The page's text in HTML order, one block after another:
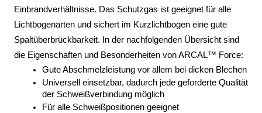
Einbrandverhältnisse. Das Schutzgas ist geeignet für alle
Lichtbogenarten und sichert im Kurzlichtbogen eine gute
Spaltüberbrückbarkeit. In der nachfolgenden Übersicht sind
die Eigenschaften und Besonderheiten von ARCAL™ Force:
Gute Abschmelzleistung vor allem bei dicken Blechen
Universell einsetzbar, dadurch jede geforderte Qualität
der Schweißverbindung möglich
Für alle Schweißpositionen geeignet